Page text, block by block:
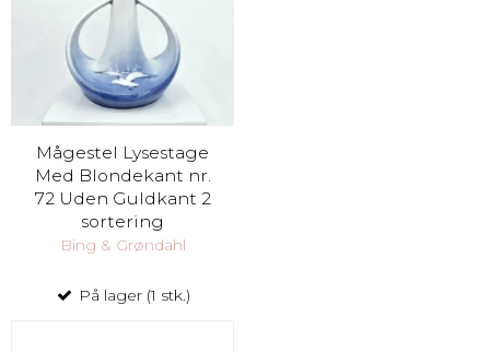
Mågestel Lysestage
Med Blondekant nr.
72 Uden Guldkant 2
sortering
Bing & Grøndahl
På lager (1 stk.)